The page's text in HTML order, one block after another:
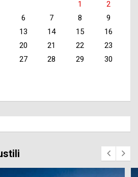
1
2
6 7 8
9
13 14 15
16
20 21 22
23
27 28 29
30